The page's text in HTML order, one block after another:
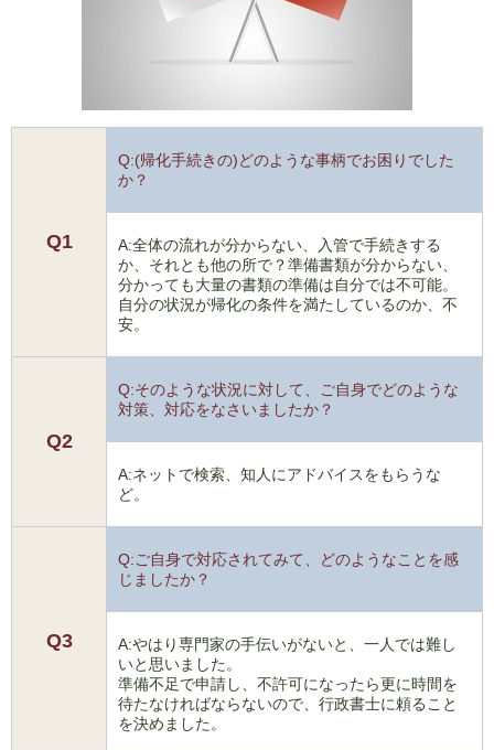
Q1
Q:(帰化手続きの)どのような事柄でお困りでした
か？
A:全体の流れが分からない、入管で手続きする
か、それとも他の所で？準備書類が分からない、
分かっても大量の書類の準備は自分では不可能。
自分の状況が帰化の条件を満たしているのか、不
安。
Q2
Q:そのような状況に対して、ご自身でどのような
対策、対応をなさいましたか？
A:ネットで検索、知人にアドバイスをもらうな
ど。
Q3
Q:ご自身で対応されてみて、どのようなことを感
じましたか？
A:やはり専門家の手伝いがないと、一人では難し
いと思いました。
準備不足で申請し、不許可になったら更に時間を
待たなければならないので、行政書士に頼ること
を決めました。